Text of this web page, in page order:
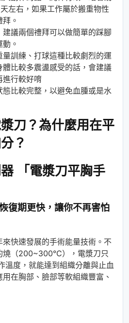
左右，如果工作屬於搬重物性
。
議兩個禮拜可以做簡單的踩腳
。
訓練、打球這種比較劇烈的運
比較多震盪感受的話，會建議
進行較好唷
比較完整，以避免血腫或是水
刀？為什麼用在平
？
「電漿刀平胸手
復期更快，讓你不再害怕
來快速發展的手術能量技術。不
燒（200~300°C），電漿刀只
溫度，就能達到組織分離與止血
在胸部、臉部等軟組織豐富、